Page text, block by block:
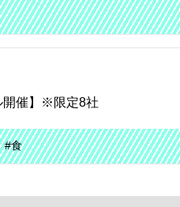
開催】※限定8社
#食